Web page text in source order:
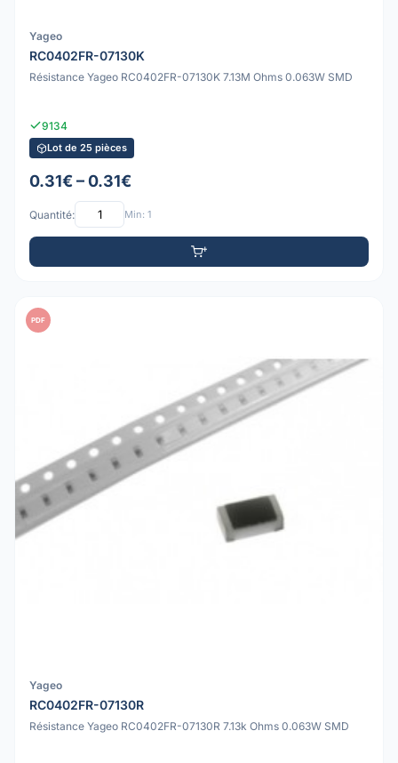
Yageo
RC0402FR-07130K
Résistance Yageo RC0402FR-07130K 7.13M Ohms 0.063W SMD
9134
Lot de 25 pièces
0.31€ – 0.31€
Quantité: Min: 1
PDF
Yageo
RC0402FR-07130R
Résistance Yageo RC0402FR-07130R 7.13k Ohms 0.063W SMD